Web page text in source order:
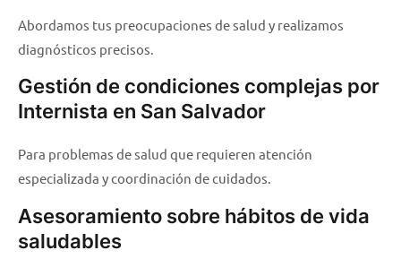
Abordamos tus preocupaciones de salud y realizamos
diagnósticos precisos.
Gestión de condiciones complejas por
Internista en San Salvador
Para problemas de salud que requieren atención
especializada y coordinación de cuidados.
Asesoramiento sobre hábitos de vida
saludables